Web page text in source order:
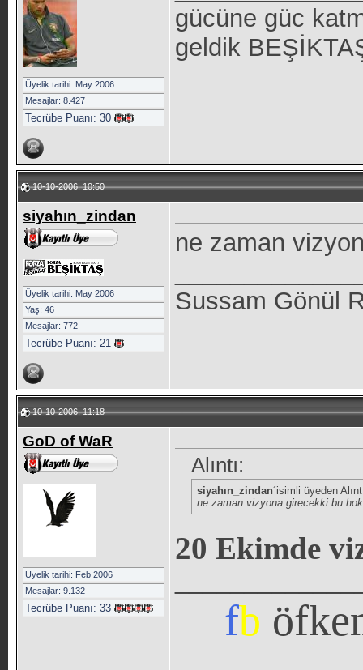
Üyelik tarihi: May 2006
Mesajlar: 8.427
Tecrübe Puanı: 30
gücüne güc
geldik
10-10-2006, 10:50
siyahın_zindan
Üyelik tarihi: May 2006
Yaş: 46
Mesajlar: 772
Tecrübe Puanı: 21
ne zaman
Sussam Gönül
10-10-2006, 11:18
GoD of WaR
Üyelik tarihi: Feb 2006
Mesajlar: 9.132
Tecrübe Puanı: 33
Alıntı:
siyahın_zindan´isimli üyeden
ne zaman vizyona girecekki bu
20 Ekimde
fb